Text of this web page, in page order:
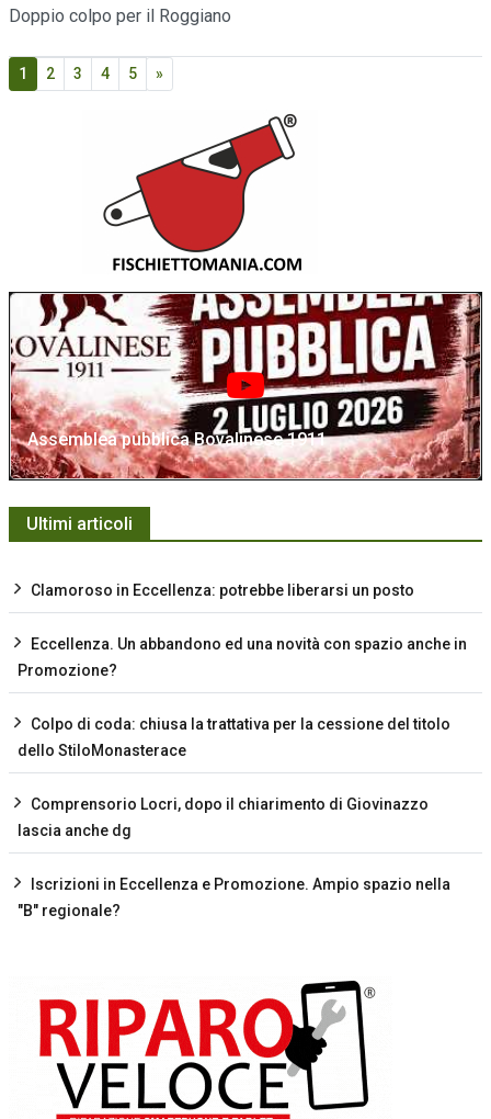
Doppio colpo per il Roggiano
1 2 3 4 5 »
Assemblea pubblica Bovalinese 1911
Ultimi articoli
Clamoroso in Eccellenza: potrebbe liberarsi un posto
Eccellenza. Un abbandono ed una novità con spazio anche in
Promozione?
Colpo di coda: chiusa la trattativa per la cessione del titolo
dello StiloMonasterace
Comprensorio Locri, dopo il chiarimento di Giovinazzo
lascia anche dg
Iscrizioni in Eccellenza e Promozione. Ampio spazio nella
"B" regionale?